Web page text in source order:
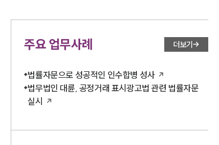
기업전문변호사
ABOUT
그룹소개
대륜의 강점
기업의뢰인을 위한 장점
고객의 소리
주요 업무사례 더보기
법률자문으로 성공적인 인수합병 성사
법무법인 대륜, 공정거래 표시광고법 관련 법률자문
실시